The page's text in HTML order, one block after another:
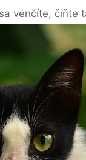
venčíte, čiňte